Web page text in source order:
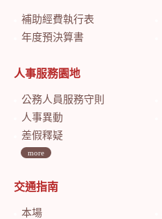
補助經費執行表
年度預決算書
人事服務園地
公務人員服務守則
人事異動
差假釋疑
more
交通指南
本場